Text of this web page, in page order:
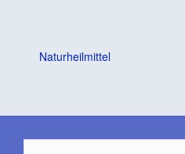
Naturheilmittel